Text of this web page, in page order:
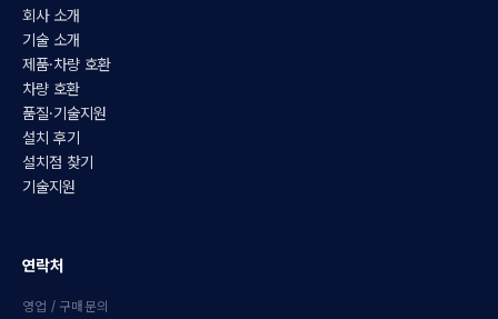
회사 소개
기술 소개
제품·차량 호환
차량 호환
품질·기술지원
설치 후기
설치점 찾기
기술지원
연락처
영업 / 구매문의